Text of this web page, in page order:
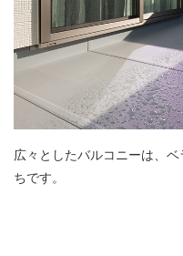
広々としたバルコニーは、
ちです。